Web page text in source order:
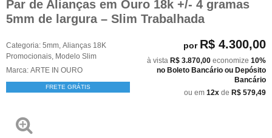
Par de Alianças em Ouro 18k +/- 4 gramas
5mm de largura – Slim Trabalhada
Categoria: 5mm Alianças 18K
Promocionais Modelo Slim
Marca: ARTE IN OURO
FRETE GRÁTIS
por R$ 4.300,00
à vista R$ 3.870,00 economize 10%
no Boleto Bancário ou Depósito
Bancário
ou em 12x de R$ 579,49